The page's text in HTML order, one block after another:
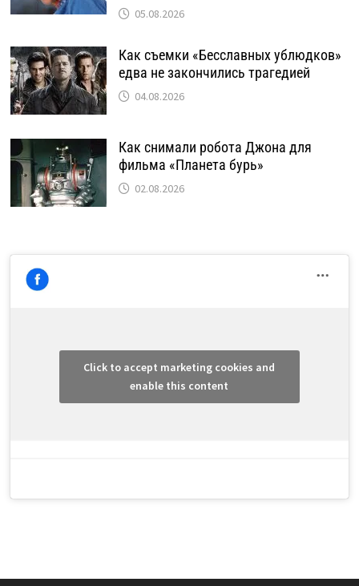
05.08.2026
Как съемки «Бесславных ублюдков»
едва не закончились трагедией
04.08.2026
Как снимали робота Джона для
фильма «Планета бурь»
02.08.2026
Click to accept marketing cookies and
enable this content